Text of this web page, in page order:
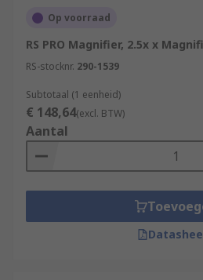
Op voorraad
RS PRO Magnifier, 2.5x x
RS-stocknr. 290-1539
Subtotaal (1 eenheid)
€ 148,64(excl. BTW)
Aantal